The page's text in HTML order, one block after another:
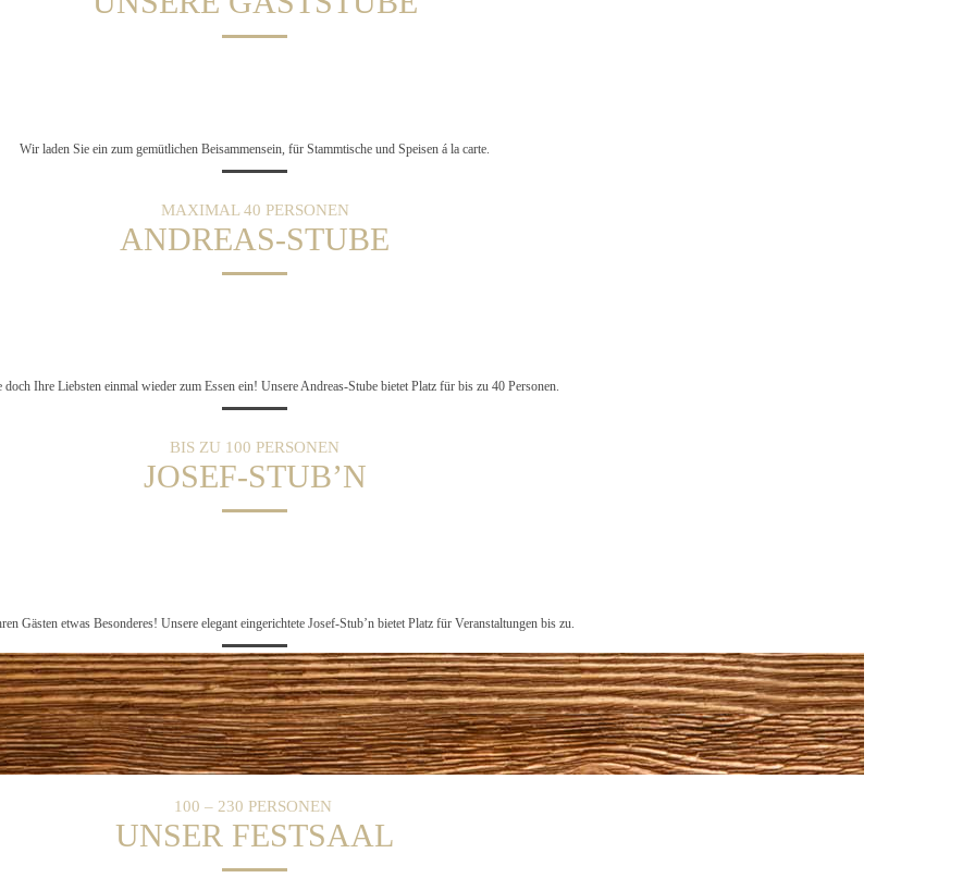
Wir laden Sie ein zum gemütlichen Beisammensein, für Stammtische und Speisen á la carte.
MAXIMAL 40 PERSONEN
ANDREAS-STUBE
doch Ihre Liebsten einmal wieder zum Essen ein! Unsere Andreas-Stube bietet Platz für bis zu 40 Personen.
BIS ZU 100 PERSONEN
JOSEF-STUB’N
Gästen etwas Besonderes! Unsere elegant eingerichtete Josef-Stub’n bietet Platz für Veranstaltungen bis zu.
100 – 230 PERSONEN
UNSER FESTSAAL